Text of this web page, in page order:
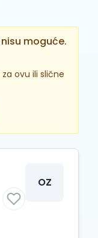
moguće.
ovu ili slične
OZ